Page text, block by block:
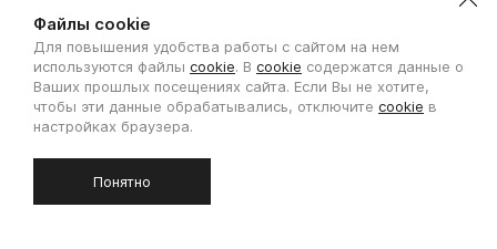
Покупателям
Файлы cookie
Для повышения удобства работы с сайтом на нем
используются файлы cookie. В cookie содержатся данные о
Ваших прошлых посещениях сайта. Если Вы не хотите,
чтобы эти данные обрабатывались, отключите cookie в
настройках браузера.
Понятно